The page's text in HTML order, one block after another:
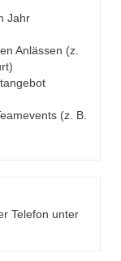
Jahr
Anlässen (z.
(z. B.
Telefon unter